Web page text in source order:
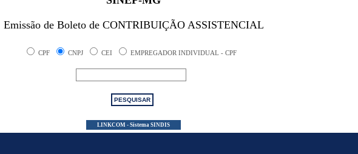
Emissão de Boleto de CONTRIBUIÇÃO ASSISTENCIAL
CPF CNPJ CEI EMPREGADOR INDIVIDUAL - CPF
PESQUISAR
LINKCOM - Sistema SINDIS